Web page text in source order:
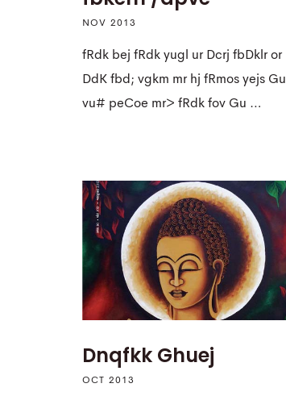
NOV 2013
fRdk bej fRdk yugl ur Dcrj fbDklr or
DdK fbd; vgkm mr hj fRmos yejs Gu
vu# peCoe mr> fRdk fov Gu …
Dnqfkk Ghuej
OCT 2013